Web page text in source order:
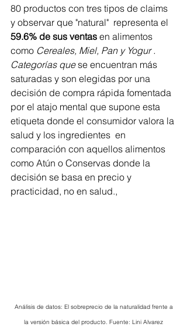
80 productos con tres tipos de claims
y observar que "natural"  representa el
59.6% de sus ventas en alimentos
como Cereales, Miel, Pan y Yogur .
Categorías que se encuentran más
saturadas y son elegidas por una
decisión de compra rápida fomentada
por el atajo mental que supone esta
etiqueta donde el consumidor valora la
salud y los ingredientes  en
comparación con aquellos alimentos
como Atún o Conservas donde la
decisión se basa en precio y
practicidad, no en salud.,
Análisis de datos: El sobreprecio de la naturalidad frente a
la versión básica del producto. Fuente: Lini Alvarez